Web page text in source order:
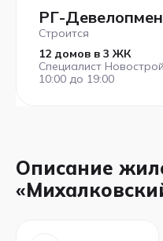
РГ-
Строится
12 домов в 3 ЖК
Специалист
10:00 до 19:00
Описание